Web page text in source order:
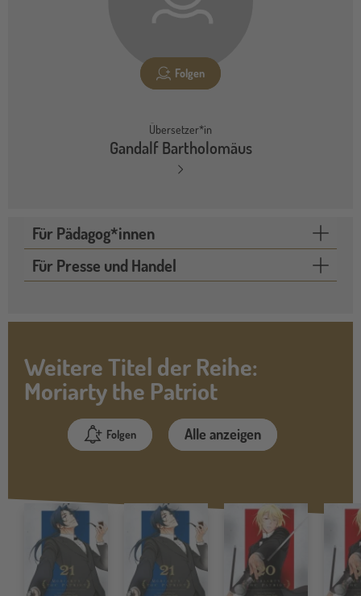
Folgen
Übersetzer*in
Gandalf Bartholomäus
Für Pädagog*innen
Für Presse und Handel
Weitere Titel der Reihe:
Moriarty the Patriot
Folgen Alle anzeigen